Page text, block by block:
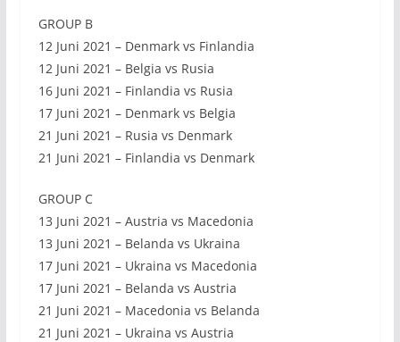
GROUP B
12 Juni 2021 – Denmark vs Finlandia
12 Juni 2021 – Belgia vs Rusia
16 Juni 2021 – Finlandia vs Rusia
17 Juni 2021 – Denmark vs Belgia
21 Juni 2021 – Rusia vs Denmark
21 Juni 2021 – Finlandia vs Denmark
GROUP C
13 Juni 2021 – Austria vs Macedonia
13 Juni 2021 – Belanda vs Ukraina
17 Juni 2021 – Ukraina vs Macedonia
17 Juni 2021 – Belanda vs Austria
21 Juni 2021 – Macedonia vs Belanda
21 Juni 2021 – Ukraina vs Austria